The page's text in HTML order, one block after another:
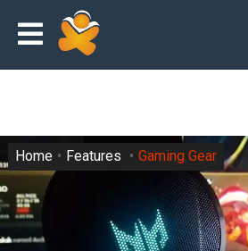
Home Features Gaming Gear